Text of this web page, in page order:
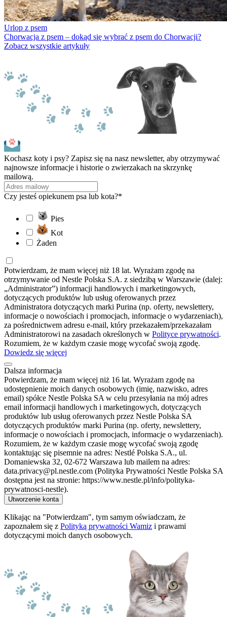
Urlop z psem
Chorwacja z psem – dokąd się wybrać z psem do Chorwacji?
Zobacz wszystkie artykuły
Kochasz koty i psy? Zapisz się na nasz newsletter, aby otrzymywać
najnowsze informacje i historie o zwierzakach na skrzynkę
mailową.
Czy jesteś opiekunem psa lub kota?*
Pies
Kot
Żaden
Potwierdzam, że mam więcej niż 18 lat. Wyrażam zgodę na
otrzymywanie od Nestle Polska S.A. z siedzibą w Warszawie (dalej:
„Administrator”) informacji handlowych i marketingowych,
dotyczących produktów lub usług oferowanych przez
Administratora dotyczących marki Purina (np. oferty, newslettery,
informacje o nowościach i promocjach, informacje o wydarzeniach),
za pośrednictwem adresu e-mail, który przekazałem/przekazałam
Administratorowi na zasadach określonych w Polityce prywatności.
Rozumiem, że w każdym czasie mogę wycofać swoją zgodę.
Dowiedz się więcej
Dalsza informacja
Potwierdzam, że mam więcej niż 16 lat. Wyrażam zgodę na
udostępnienie moich danych osobowych (imię, nazwisko, adres
email) spółce Nestle Polska SA w celu przesyłania na mój adres
email informacji handlowych i marketingowych, dotyczących
produktów lub usług oferowanych przez Nestle Polska SA
dotyczących produktów marki Purina (np. oferty, newslettery,
informacje o nowościach i promocjach, informacje o wydarzeniach).
Rozumiem, że w każdym czasie mogę wycofać swoją zgodę
kontaktując się pisemnie na adres: Nestlé Polska S.A., ul.
Domaniewska 32, 02-672 Warszawa lub mailem na adres:
data.privacy@pl.nestle.com (Polityka Prywatności Nestle Polska SA
dostępna jest na stronie: https://www.nestle.pl/info/polityka-
prywatnosci-nestle).
Utworzenie konta
Klikając na "Potwierdzam", tym samym oświadczam, że
zapoznałem się z Polityką prywatności Wamiz i prawami
dotyczącymi moich danych osobowych.